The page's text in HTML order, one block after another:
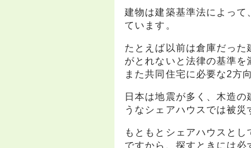
建物は建築基準法によっ
ています。
たとえば以前は倉庫だっ
がとれないと法律の基準を
また共同住宅に必要な2方
日本は地震が多く、木造
うなシェアハウスでは被災
もともとシェアハウスと
ですから、探すときには必